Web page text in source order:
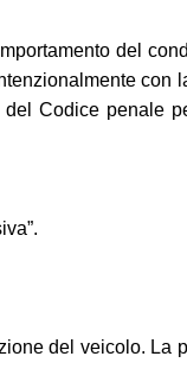
del
con
Codice penale
del veicolo. La